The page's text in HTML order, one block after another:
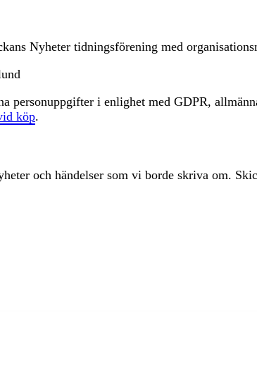
Nyheter tidningsförening med
personuppgifter i enlighet med GDPR,
köp.
och händelser som vi borde skriva om.